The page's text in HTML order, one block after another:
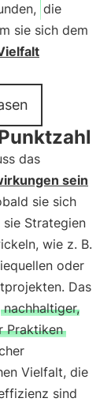
die
sie sich dem
das
sein
sie sich
Strategien
wie z. B.
oder
Das
nachhaltiger,
Praktiken
Vielfalt, die
sind